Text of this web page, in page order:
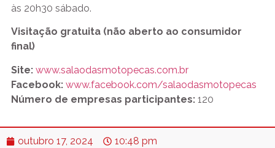
às 20h30 sábado.
Visitação gratuita (não aberto ao consumidor
final)
Site: www.salaodasmotopecas.com.br
Facebook: www.facebook.com/salaodasmotopecas
Número de empresas participantes:120
outubro 17, 2024 10:48 pm